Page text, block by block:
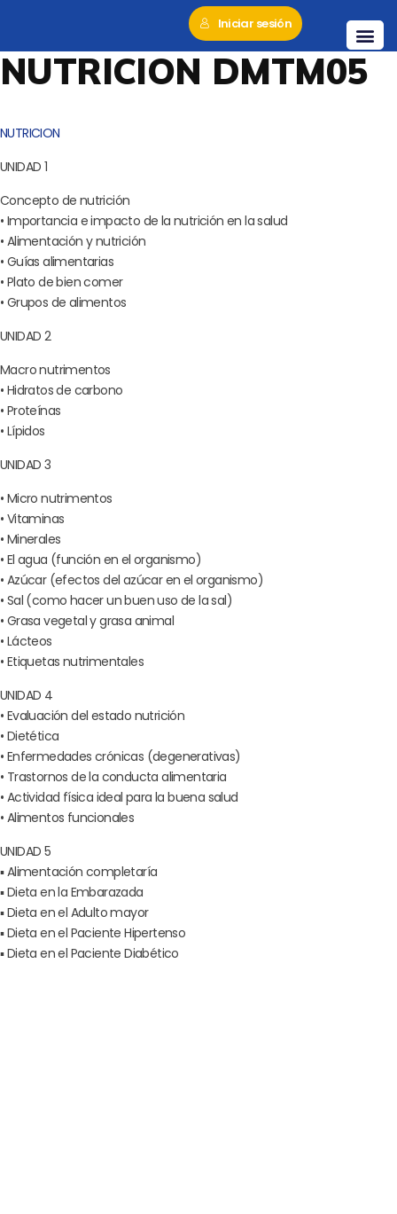
Iniciar sesión
NUTRICION DMTM05
NUTRICION
UNIDAD 1
Concepto de nutrición
• Importancia e impacto de la nutrición en la salud
• Alimentación y nutrición
• Guías alimentarias
• Plato de bien comer
• Grupos de alimentos
UNIDAD 2
Macro nutrimentos
• Hidratos de carbono
• Proteínas
• Lípidos
UNIDAD 3
• Micro nutrimentos
• Vitaminas
• Minerales
• El agua (función en el organismo)
• Azúcar (efectos del azúcar en el organismo)
• Sal (como hacer un buen uso de la sal)
• Grasa vegetal y grasa animal
• Lácteos
• Etiquetas nutrimentales
UNIDAD 4
• Evaluación del estado nutrición
• Dietética
• Enfermedades crónicas (degenerativas)
• Trastornos de la conducta alimentaria
• Actividad física ideal para la buena salud
• Alimentos funcionales
UNIDAD 5
▪ Alimentación completaría
▪ Dieta en la Embarazada
▪ Dieta en el Adulto mayor
▪ Dieta en el Paciente Hipertenso
▪ Dieta en el Paciente Diabético